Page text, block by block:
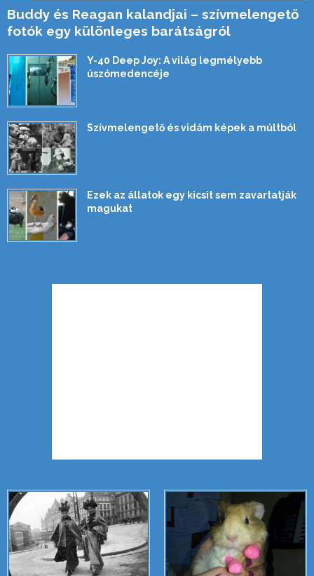
Buddy és Reagan kalandjai – szívmelengető
fotók egy különleges barátságról
Y-40 Deep Joy: A világ legmélyebb
úszómedencéje
Szívmelengető és vidám képek a múltból
Ezek az állatok egy kicsit sem zavartatják
magukat